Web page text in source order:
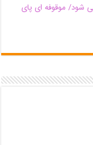
شود/ موقوفه ای پای